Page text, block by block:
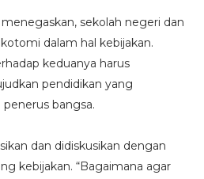
sekolah negeri dan
dalam hal kebijakan.
keduanya harus
pendidikan yang
bangsa.
dan didiskusikan dengan
kebijakan. “Bagaimana agar